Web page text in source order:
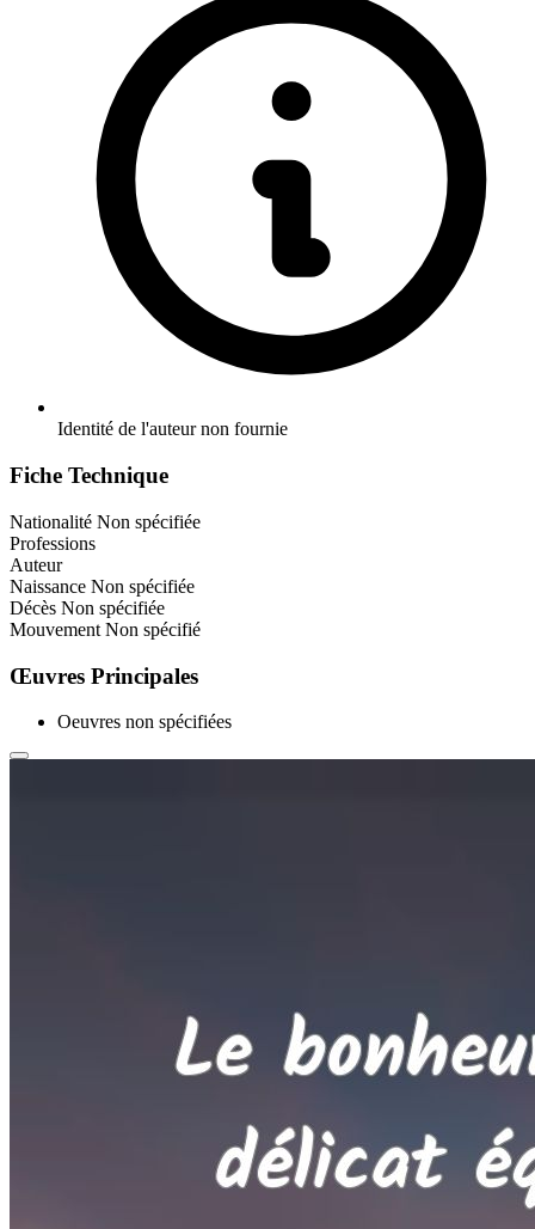
Identité de l'auteur non fournie
Fiche Technique
Nationalité Non spécifiée
Professions
Auteur
Naissance Non spécifiée
Décès Non spécifiée
Mouvement Non spécifié
Œuvres Principales
Oeuvres non spécifiées